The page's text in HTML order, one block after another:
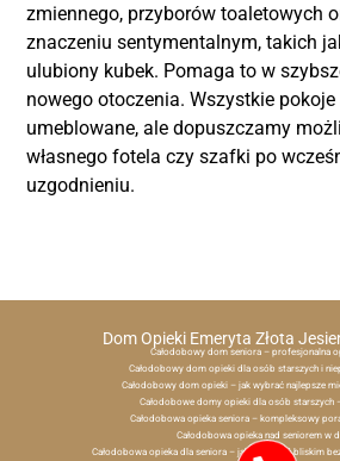
zmiennego, przyborów toaletowych
znaczeniu sentymentalnym, takich
ulubiony kubek. Pomaga to w
nowego otoczenia. Wszystkie pokoje
umeblowane, ale dopuszczamy
własnego fotela czy szafki po
uzgodnieniu.
Dom Opieki Emeryta Złota
Całodobowy dom seniora – profesjonalna
Całodobowy dom opieki dla osób starszych i
Całodobowy dom opieki – jak wybrać najlepsze
Całodobowe domy opieki dla osób starszych
Całodobowa opieka seniora – kompleksowy
Całodobowa opieka nad seniorem w
Całodobowa opieka dla seniora – jak zapewnić bliskim